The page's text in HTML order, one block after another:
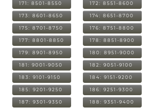
171: 8501-8550 172: 8551-8600
173: 8601-8650 174: 8651-8700
175: 8701-8750 176: 8751-8800
177: 8801-8850 178: 8851-8900
179: 8901-8950 180: 8951-9000
181: 9001-9050 182: 9051-9100
183: 9101-9150 184: 9151-9200
185: 9201-9250 186: 9251-9300
187: 9301-9350 188: 9351-9400